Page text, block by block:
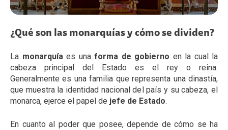
¿Qué son las monarquías y cómo se dividen?
La monarquíaes una forma de gobierno en la cual la
cabeza principal del Estado es el rey o reina.
Generalmente es una familia que representa una dinastía,
que muestra la identidad nacional del país y su cabeza, el
monarca, ejerce el papel de jefe de Estado.
En cuanto al poder que posee, depende de cómo se ha